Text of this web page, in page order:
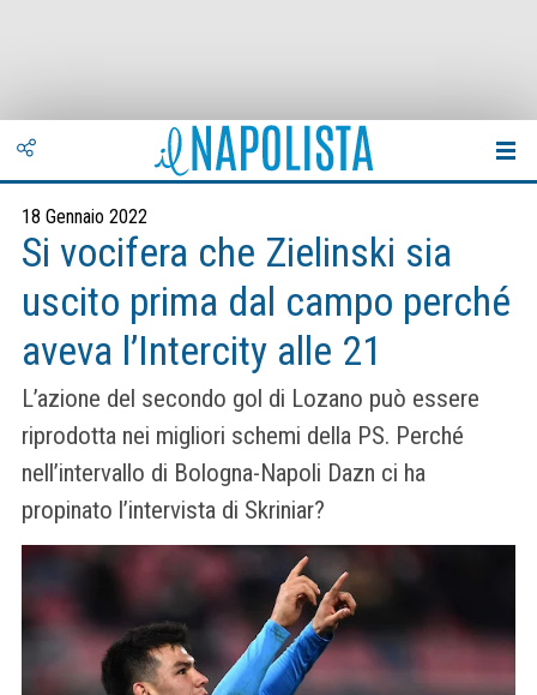
18 Gennaio 2022
Si vocifera che Zielinski sia
uscito prima dal campo perché
aveva l’Intercity alle 21
L’azione del secondo gol di Lozano può essere
riprodotta nei migliori schemi della PS. Perché
nell’intervallo di Bologna-Napoli Dazn ci ha
propinato l’intervista di Skriniar?